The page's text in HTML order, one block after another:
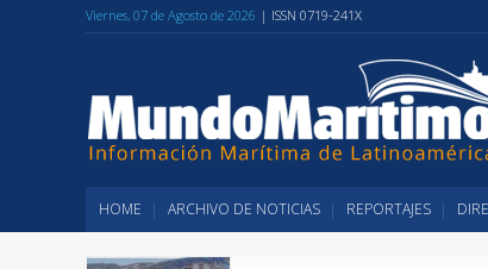
Viernes, 07 de Agosto de 2026 | ISSN 0719-241X
HOME ARCHIVO DE NOTICIAS REPORTAJES